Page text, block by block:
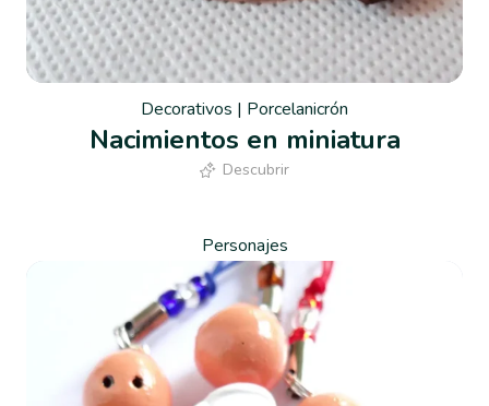
Decorativos | Porcelanicrón
Nacimientos en miniatura
Descubrir
Personajes